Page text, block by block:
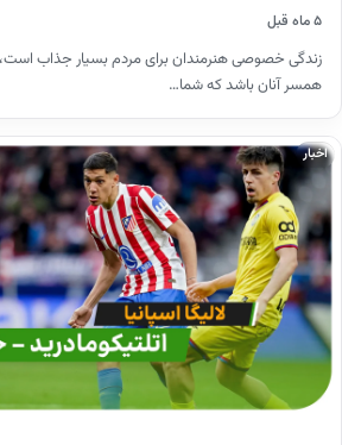
۵ ماه قبل
زندگی خصوصی هنرمندان برای مردم بسیار جذاب
همسر آنان باشد که شما…
اخبار